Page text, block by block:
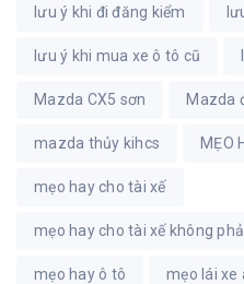
lưu ý khi đi đăng kiểm
lưu ý khi mua xe ô tô cũ
Mazda CX5 sơn Mazda
mazda thủy kihcs MẸO
mẹo hay cho tài xế
mẹo hay cho tài xế không
mẹo hay ô tô mẹo lái xe